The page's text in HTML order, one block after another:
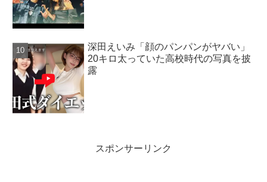
深田えいみ「顔のパンパンがヤバい」
20キロ太っていた高校時代の写真を披
露
スポンサーリンク